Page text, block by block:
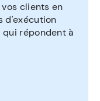
clients en
d'exécution
répondent à